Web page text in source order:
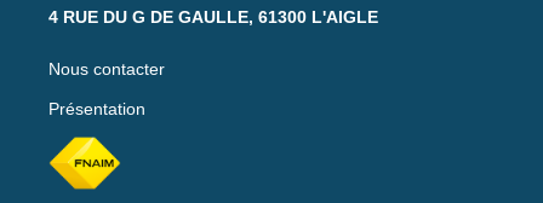
4 RUE DU G DE GAULLE, 61300 L'AIGLE
Nous contacter
Présentation